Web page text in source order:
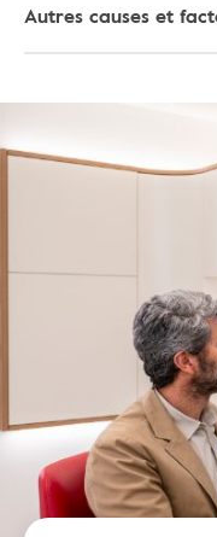
Autres causes et